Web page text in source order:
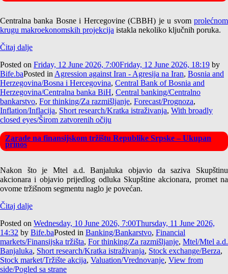
Centralna banka Bosne i Hercegovine (CBBH) je u svom prolećnom
krugu makroekonomskih projekcija istakla nekoliko ključnih poruka.
Čitaj dalje
Posted on Friday, 12 June 2026, 7:00Friday, 12 June 2026, 18:19 by
Bife.baPosted inAgression against Iran - Agresija na Iran, Bosnia and
Herzegovina/Bosna i Hercegovina, Central Bank of Bosnia and
Herzegovina/Centralna banka BiH, Central banking/Centralno
bankarstvo, For thinking/Za razmišljanje, Forecast/Prognoza,
Inflation/Inflacija, Short research/Kratka istraživanja, With broadly
closed eyes/Širom zatvorenih očiju
Zarade na finansijskom tržištu Republike Srpske – Ukupan
prinos
Nakon što je Mtel a.d. Banjaluka objavio da saziva Skupštinu
akcionara i objavio prijedlog odluka Skupštine akcionara, promet na
ovome tržišnom segmentu naglo je povećan.
Čitaj dalje
Posted on Wednesday, 10 June 2026, 7:00Thursday, 11 June 2026,
14:32 by Bife.baPosted in Banking/Bankarstvo, Financial
markets/Finansijska tržišta, For thinking/Za razmišljanje, Mtel/Mtel a.d.
Banjaluka, Short research/Kratka istraživanja, Stock exchange/Berza,
Stock market/Tržište akcija, Valuation/Vrednovanje, View from
side/Pogled sa strane